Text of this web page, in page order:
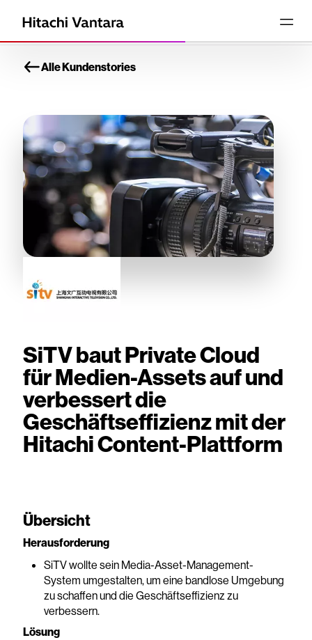
Alle Kundenstories
SiTV baut Private Cloud
für Medien-Assets auf und
verbessert die
Geschäftseffizienz mit der
Hitachi Content-Plattform
Übersicht
Herausforderung
SiTV wollte sein Media-Asset-Management-
System umgestalten, um eine bandlose Umgebung
zu schaffen und die Geschäftseffizienz zu
verbessern.
Lösung